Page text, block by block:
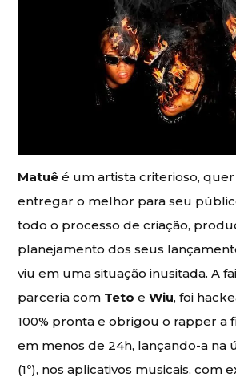
Matuêé um artista criterioso,
entregar o melhor para seu
todo o processo de criação,
planejamento dos seus
viu em uma situação inusitada. A
parceria com Teto eWiu, foi
100% pronta e obrigou o rapper a
em menos de 24h, lançando-a na
(1º), nos aplicativos musicais, com